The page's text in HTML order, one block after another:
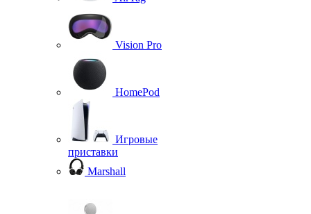
Vision Pro
HomePod
Игровые
приставки
Marshall